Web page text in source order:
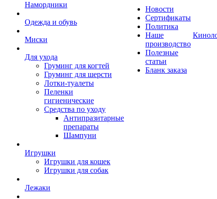
Намордники
Одежда и обувь
Миски
Для ухода
Груминг для когтей
Груминг для шерсти
Лотки-туалеты
Пеленки
гигиенические
Средства по уходу
Антипразитарные
препараты
Шампуни
Игрушки
Игрушки для кошек
Игрушки для собак
Лежаки
Новости
Сертификаты
Политика
Наше
производство
Полезные
статьи
Бланк заказа